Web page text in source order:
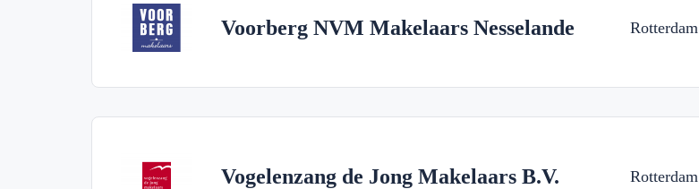
Voorberg NVM Makelaars Nesselande Rotterdam
Vogelenzang de Jong Makelaars B.V. Rotterdam